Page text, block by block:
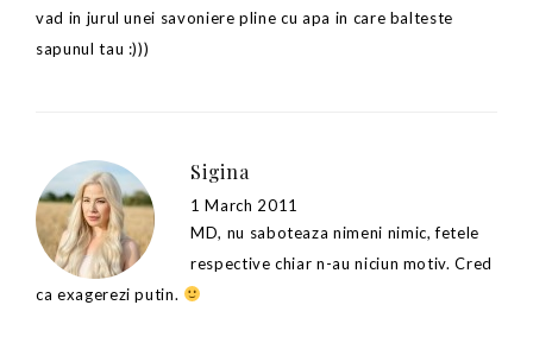
vad in jurul unei savoniere pline cu apa in care balteste
sapunul tau :)))
Sigina
1 March 2011
MD, nu saboteaza nimeni nimic, fetele
respective chiar n-au niciun motiv. Cred
ca exagerezi putin.